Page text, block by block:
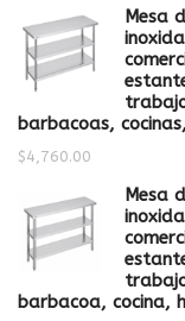
Mesa
barbacoas,
$4,760.00
Mesa
barbacoa, cocina,